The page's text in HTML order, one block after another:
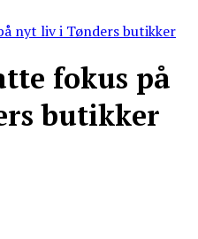
nyt liv i Tønders butikker
fokus på
butikker